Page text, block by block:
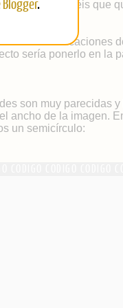
sólo tendréis que
estas modificaciones
sería ponerlo en la
son muy parecidas y
ancho de la imagen.
un semicírculo: